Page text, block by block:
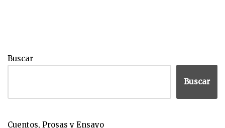
Buscar
Buscar
Cuentos, Prosas y Ensayo